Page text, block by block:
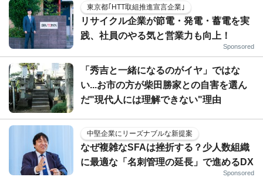
東京都｢HTT取組推進宣言企業｣
リサイクル企業が節電・発電・蓄電を実
践、社員のやる気と営業力も向上！
Sponsored
「秀吉と一緒になるのがイヤ」ではな
い...お市の方が柴田勝家との自害を選ん
だ"現代人には理解できない"理由
中堅企業にリーズナブルな新提案
なぜ複雑なSFAは挫折する？少人数組織
に最適な「名刺管理の延長」で進めるDX
Sponsored